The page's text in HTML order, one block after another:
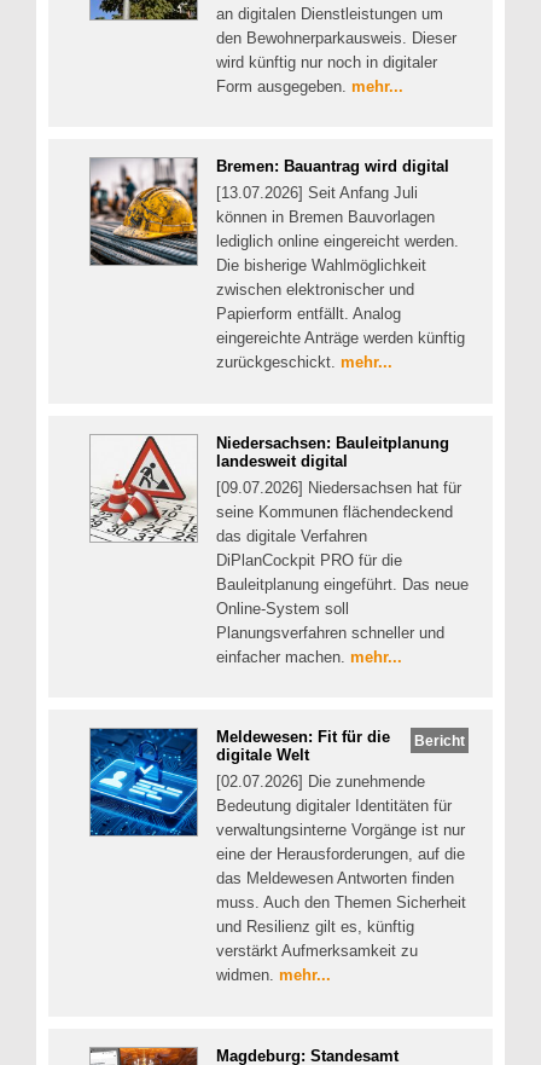
an digitalen Dienstleistungen um
den Bewohnerparkausweis. Dieser
wird künftig nur noch in digitaler
Form ausgegeben. mehr...
Bremen: Bauantrag wird digital
[13.07.2026] Seit Anfang Juli
können in Bremen Bauvorlagen
lediglich online eingereicht werden.
Die bisherige Wahlmöglichkeit
zwischen elektronischer und
Papierform entfällt. Analog
eingereichte Anträge werden künftig
zurückgeschickt. mehr...
Niedersachsen: Bauleitplanung
landesweit digital
[09.07.2026] Niedersachsen hat für
seine Kommunen flächendeckend
das digitale Verfahren
DiPlanCockpit PRO für die
Bauleitplanung eingeführt. Das neue
Online-System soll
Planungsverfahren schneller und
einfacher machen. mehr...
Bericht
Meldewesen: Fit für die
digitale Welt
[02.07.2026] Die zunehmende
Bedeutung digitaler Identitäten für
verwaltungsinterne Vorgänge ist nur
eine der Herausforderungen, auf die
das Meldewesen Antworten finden
muss. Auch den Themen Sicherheit
und Resilienz gilt es, künftig
verstärkt Aufmerksamkeit zu
widmen. mehr...
Magdeburg: Standesamt